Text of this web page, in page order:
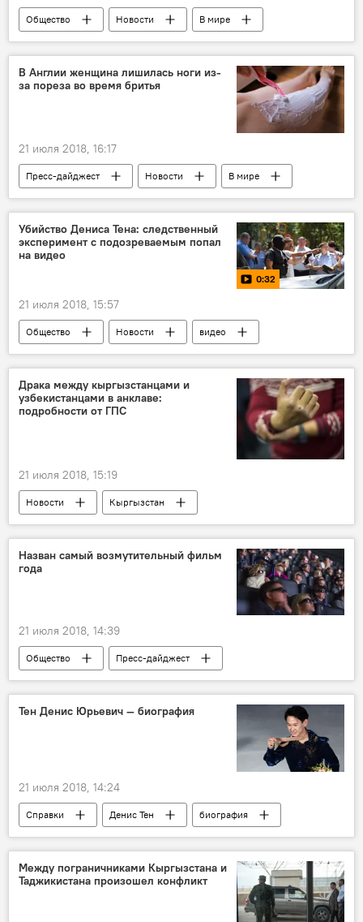
Общество Новости
В мире
Кыргызстан
Азия
Казахстан
Денис Тен
убийство
соболезнование
В Англии женщина лишилась ноги из-
за пореза во время бритья
21 июля 2018, 16:17
Пресс-дайджест Новости
В мире
Происшествия
Великобритания
медицина
несчастный случай
ампутация
Убийство Дениса Тена: следственный
эксперимент с подозреваемым попал
на видео
0:32
21 июля 2018, 15:57
Общество Новости
видео
В мире
Происшествия
Мультимедиа
Азия
Казахстан
Алматы
Денис Тен
Драка между кыргызстанцами и
узбекистанцами в анклаве:
подробности от ГПС
21 июля 2018, 15:19
Новости
Кыргызстан
Происшествия
Узбекистан
анклав
Назван самый возмутительный фильм
года
21 июля 2018, 14:39
Общество
Пресс-дайджест
Новости
В мире
Культура
кино
критика жалобы
Тен Денис Юрьевич — биография
21 июля 2018, 14:24
Справки Денис Тен биография
Между пограничниками Кыргызстана и
Таджикистана произошел конфликт